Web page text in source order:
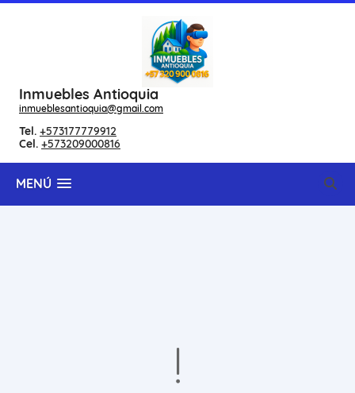
Inmuebles Antioquia
inmueblesantioquia@gmail.com
Tel. +573177779912
Cel. +573209000816
MENÚ